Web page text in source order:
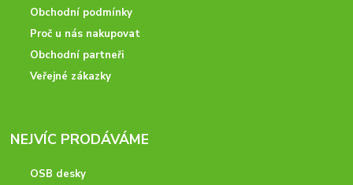
Obchodní podmínky
Proč u nás nakupovat
Obchodní partneři
Veřejné zákazky
NEJVÍC PRODÁVÁME
OSB desky